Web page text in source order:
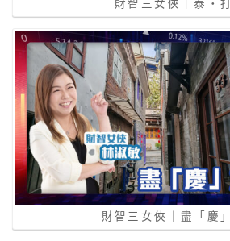
財智三女俠｜泰‧
財智三女俠｜盡「慶